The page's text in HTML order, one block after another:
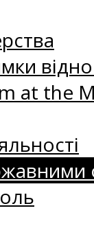
at the